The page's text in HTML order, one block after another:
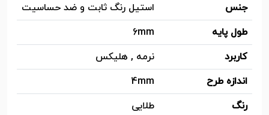
جنس
استیل رنگ ثابت و ضد حساسیت
طول پایه
6mm
کاربرد
نرمه , هلیکس
اندازه طرح
4mm
رنگ
طلایی